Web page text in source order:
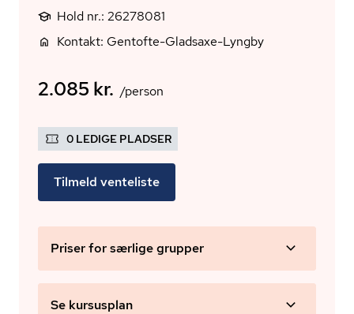
Hold nr.: 26278081
Kontakt: Gentofte-Gladsaxe-Lyngby
2.085 kr. /person
0 LEDIGE PLADSER
Tilmeld venteliste
Priser for særlige grupper
Se kursusplan